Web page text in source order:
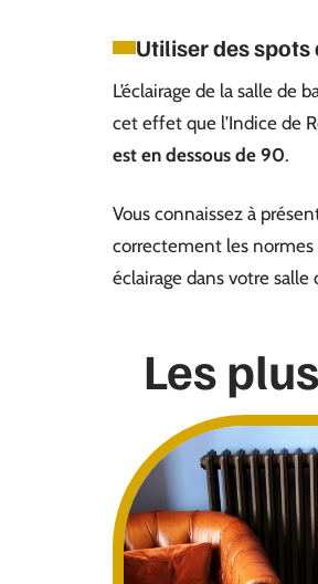
Utiliser des spots
L’éclairage de la salle
cet effet que l’Indice de
est en dessous de 90.
Vous connaissez à
correctement les normes
éclairage dans votre salle
Les